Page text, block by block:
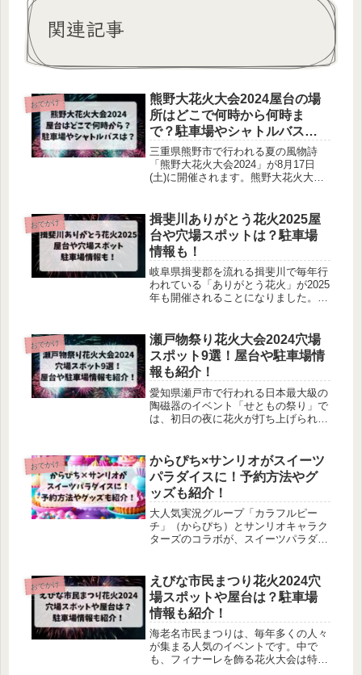
関連記事
おでかけ
熊野大花火大会2024屋台の場
所はどこで何時から何時ま
で？駐車場やシャトルバス
は？
三重県熊野市で行われる夏の風物詩
「熊野大花火大会2024」が8月17日
(土)に開催されます。熊野大花火大会
になりますよね！熊野大花火大会2024
の屋台はどこで何時から何時までやっ
ているのかなどについて調べてみまし
た。
おでかけ
揖斐川ありがとう花火2025屋
台や穴場スポットは？駐車場
情報も！
岐阜県揖斐郡を流れる揖斐川で毎年行
われている「ありがとう花火」が2025
年も開催されることになりました。地
貼って打ち上げることから「ありがと
う花火」と呼ばれています。今回は、
揖斐川ありがとう花火2025での屋台や
穴場スポットなどについて調べてみま
した。
おでかけ
瀬戸物祭り花火大会2024穴場
スポット9選！屋台や駐車場情
報も紹介！
愛知県瀬戸市で行われる日本最大級の
陶磁器のイベント「せともの祭り」で
は、初日の夜に花火が打ち上げられま
なりますよね！瀬戸物祭り花火大会
2024での穴場スポットや屋台などにつ
いて調べてみました。
おでかけ
からぴち×サンリオがスイーツ
パラダイスに！予約方法やグ
ッズも紹介！
大人気実況グループ「カラフルピー
チ」（からぴち）とサンリオキャラク
ターズのコラボが、スイーツパラダイ
方法を把握していないと、楽しむチャ
ンスを逃してしまうかもしれません。
特に、限定メニューやグッズは数に限
りがあるため、早めの準備が必要で
す。この記事では、からぴち×サンリ
オのコラボイベントについて、スイー
ツパラダイスでの予約方法や特別なメ
ニュー、限定グッズの情報を解説しま
おでかけ
えびな市民まつり花火2024穴
場スポットや屋台は？駐車場
情報も紹介！
海老名市民まつりは、毎年多くの人々
が集まる人気のイベントです。中で
も、フィナーレを飾る花火大会は特に